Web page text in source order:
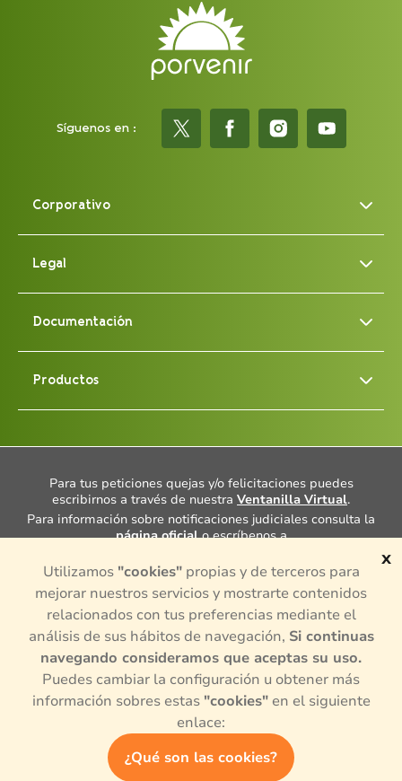
Síguenos en :
Corporativo
Legal
Documentación
Productos
Para tus peticiones quejas y/o felicitaciones puedes
escribirnos a través de nuestra Ventanilla Virtual.
Para información sobre notificaciones judiciales consulta la
página oficialo escríbenos a
Cuentas con un Defensor del Consumidor Financiero, Dra.
Ana María Giraldo Rincón, consulta más informaciónaquí
¿Tienes alguna queja o denuncia sobre actividades de
intermediación en el mercado de valores y divisas
colombiano? para presentar alguna queja puedes hacerlo en
página oficial,o si necesitas más información consúltala
aquí.
© 2024, Todos los derechos reservados por Porvenir S.A.
x
Utilizamos "cookies"propias y de terceros para
mejorar nuestros servicios y mostrarte contenidos
relacionados con tus preferencias mediante el
análisis de sus hábitos de navegación, Si continuas
navegando consideramos que aceptas su uso.
Puedes cambiar la configuración u obtener más
información sobres estas "cookies"en el siguiente
enlace:
¿Qué son las cookies?